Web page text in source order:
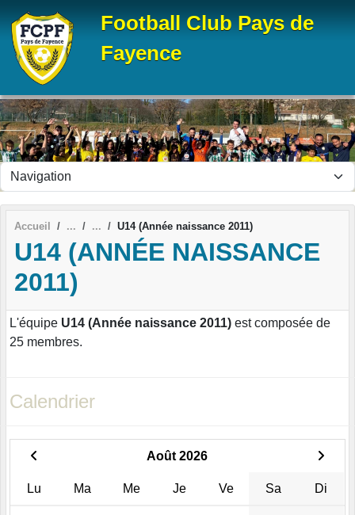
Football Club Pays de
Fayence
Accueil U14 (Année naissance 2011)
U14 (ANNÉE NAISSANCE
2011)
L'équipe U14 (Année naissance 2011) est composée de
25 membres.
Calendrier
Août 2026
Lu Ma Me Je Ve Sa Di
Panneau de gestion des cookies